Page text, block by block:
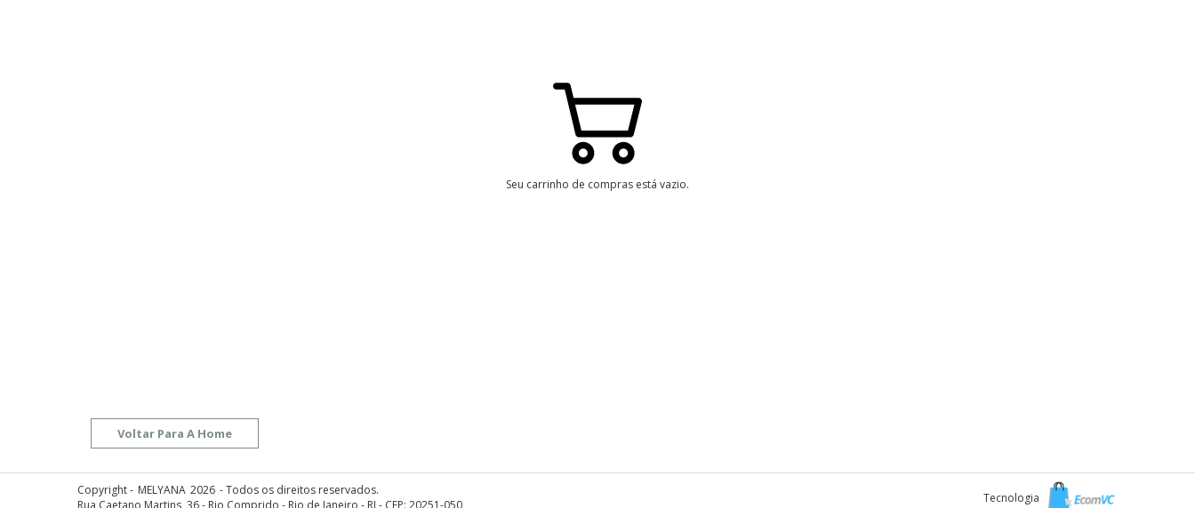
Seu carrinho de compras está vazio.
Copyright - MELYANA 2026 - Todos os direitos reservados.
Rua Caetano Martins, 36 - Rio Comprido - Rio de Janeiro - RJ - CEP: 20251-050
Tecnologia